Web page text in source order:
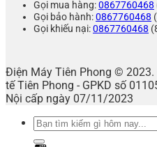
Gọi mua hàng:0867760468
Gọi bảo hành:0867760468
Gọi khiếu nại:0867760468
Điện Máy Tiên Phong ©
tế Tiên Phong - GPKD số
Nội cấp ngày 07/11/2023
Tìm